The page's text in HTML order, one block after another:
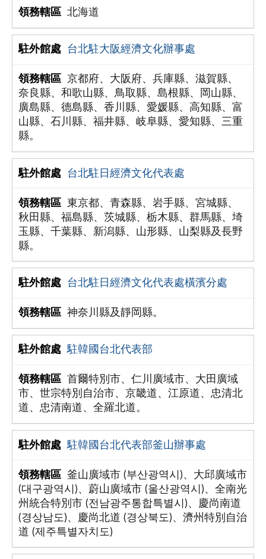
北海道
台北駐大阪經濟文化辦事處
京都府、大阪府、兵庫縣、滋賀縣、
奈良縣、和歌山縣、鳥取縣、島根縣、岡山縣、
廣島縣、德島縣、香川縣、愛媛縣、高知縣、富
山縣、石川縣、福井縣、岐阜縣、愛知縣、三重
縣。
台北駐日經濟文化代表處
東京都、青森縣、岩手縣、宮城縣、
秋田縣、福島縣、茨城縣、栃木縣、群馬縣、埼
玉縣、千葉縣、新潟縣、山形縣、山梨縣及長野
縣。
台北駐日經濟文化代表處橫濱分處
神奈川縣及靜岡縣。
駐韓國台北代表部
首爾特別市、仁川廣域市、大田廣域
市、世宗特別自治市、京畿道、江原道、忠清北
道、忠清南道、全羅北道。
駐韓國台北代表部釜山辦事處
釜山廣域市 (부산광역시)、大邱廣域市
(대구광역시)、蔚山廣域市 (울산광역시)、全南光
州統合特別市 (전남광주통합특별시)、慶尚南道
(경상남도)、慶尚北道 (경상북도)、濟州特別自治
道 (제주특별자치도)